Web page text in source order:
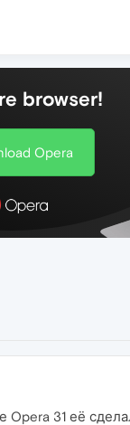
browser!
Opera
Opera 31 её